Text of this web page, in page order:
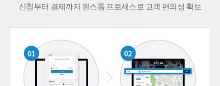
신청부터 결제까지 원스톱 프로세스로 고객 편의성 확보